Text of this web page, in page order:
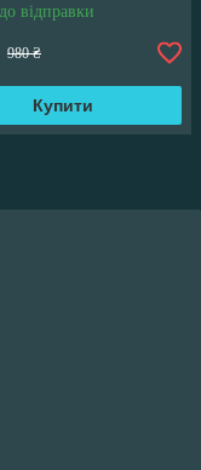
відправки
980 ₴
Купити